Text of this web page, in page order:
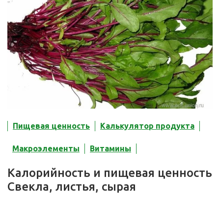
Пищевая ценность Калькулятор продукта
Макроэлементы Витамины
Калорийность и пищевая ценность
Свекла, листья, сырая